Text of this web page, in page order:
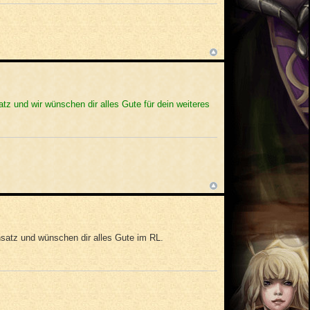
und wir wünschen dir alles Gute für dein weiteres
und wünschen dir alles Gute im RL.